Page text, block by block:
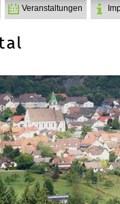
Veranstaltungen